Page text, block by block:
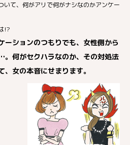
いて、何がアリで何がナシなのかアンケー
!?
ーションのつもりでも、女性側から
何がセクハラなのか、その対処法
女の本音にせまります。